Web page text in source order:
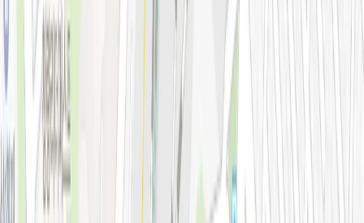
색소·모공·여드름